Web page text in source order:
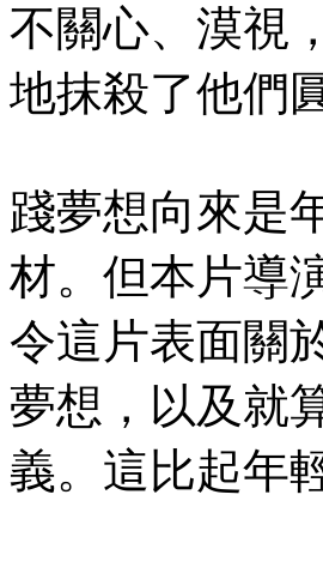
不關心、漠視
地抹殺了他們
踐夢想向來是
材。但本片導
令這片表面關
夢想，以及就
義。這比起年